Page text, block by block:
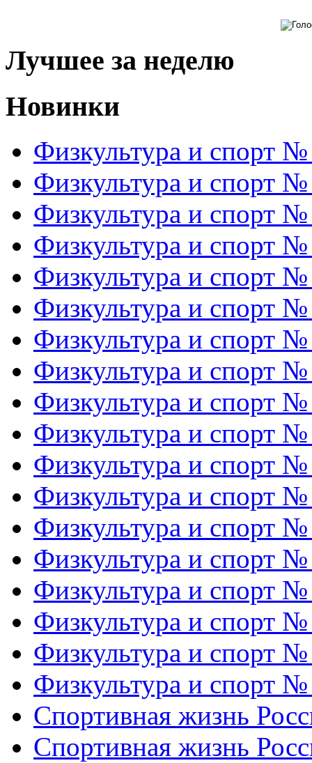
Лучшее за неделю
Новинки
Физкультура и спорт
Физкультура и спорт
Физкультура и спорт
Физкультура и спорт
Физкультура и спорт
Физкультура и спорт
Физкультура и спорт
Физкультура и спорт
Физкультура и спорт
Физкультура и спорт
Физкультура и спорт
Физкультура и спорт
Физкультура и спорт
Физкультура и спорт
Физкультура и спорт
Физкультура и спорт
Физкультура и спорт
Физкультура и спорт
Спортивная жизнь
Спортивная жизнь